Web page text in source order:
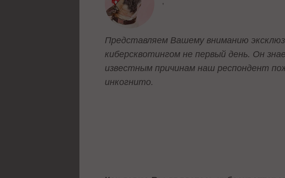
Представляем Вашему вниманию
киберсквотингом не первый день. Он
известным причинам наш респондент
инкогнито.